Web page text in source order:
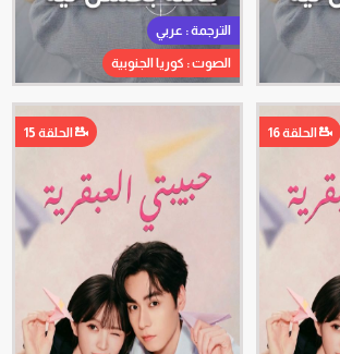
الترجمة : عربي
الصوت : كوريا الجنوبية
الحلقة 16 الحلقة 15